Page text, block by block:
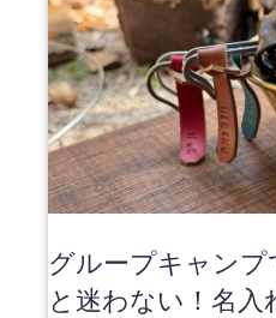
グループキャンプ
と迷わない！名入